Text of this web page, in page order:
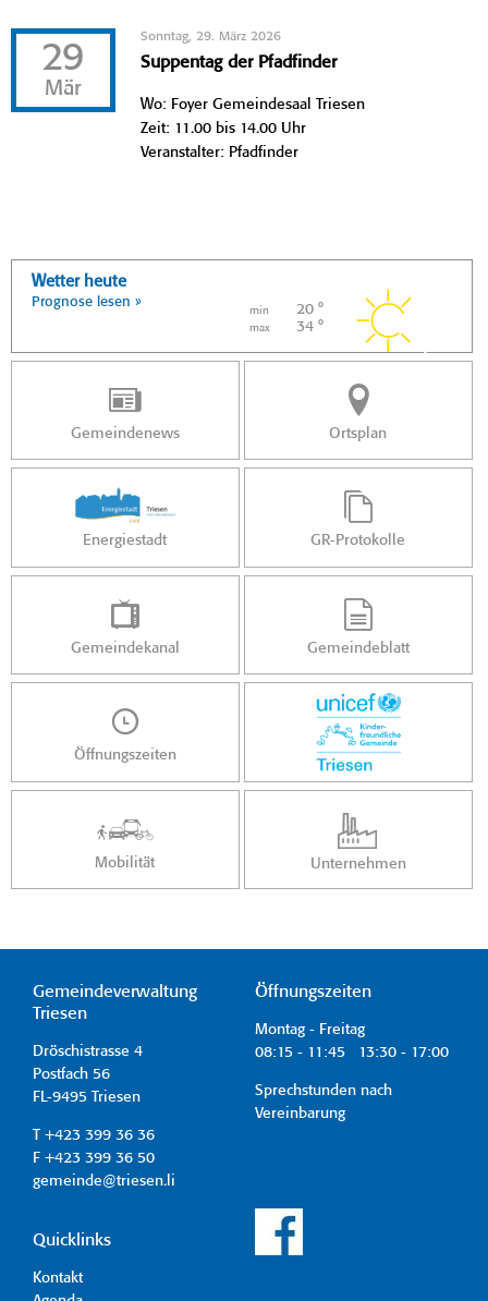
29
Mär
Sonntag, 29. März 2026
Suppentag der Pfadfinder
Wo: Foyer Gemeindesaal Triesen
Zeit: 11.00 bis 14.00 Uhr
Veranstalter: Pfadfinder
Wetter heute
Prognose lesen »
min 20 °
max 34 °
Gemeindenews Ortsplan
Energiestadt GR-Protokolle
Gemeindekanal Gemeindeblatt
Öffnungszeiten
Mobilität Unternehmen
Gemeindeverwaltung
Triesen
Dröschistrasse 4
Postfach 56
FL-9495 Triesen
T +423 399 36 36
F +423 399 36 50
gemeinde@triesen.li
Öffnungszeiten
Montag - Freitag
08:15 - 11:45 13:30 - 17:00
Sprechstunden nach
Vereinbarung
Quicklinks
Kontakt